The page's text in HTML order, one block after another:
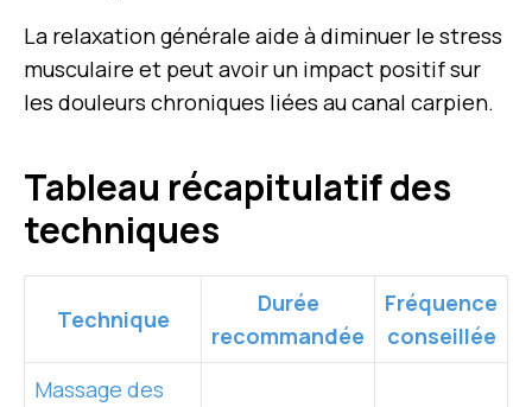
La relaxation générale aide à diminuer le stress
musculaire et peut avoir un impact positif sur
les douleurs chroniques liées au canal carpien.
Tableau récapitulatif des
techniques
Technique
Durée
recommandée
Fréquence
conseillée
Massage des